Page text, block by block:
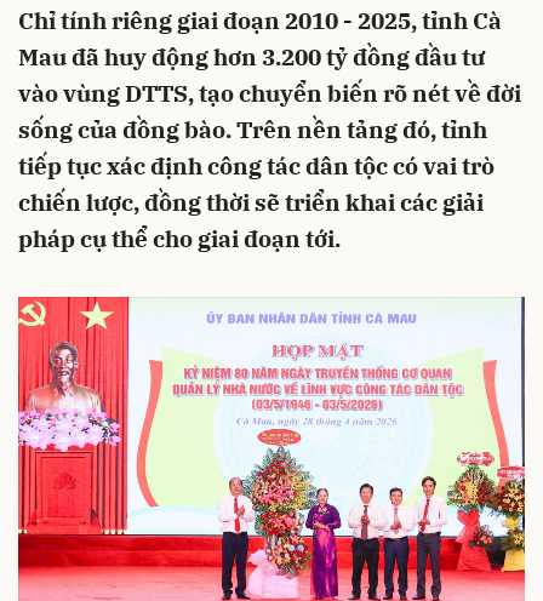
Chỉ tính riêng giai đoạn 2010 - 2025, tỉnh Cà
Mau đã huy động hơn 3.200 tỷ đồng đầu tư
vào vùng DTTS, tạo chuyển biến rõ nét về đời
sống của đồng bào. Trên nền tảng đó, tỉnh
tiếp tục xác định công tác dân tộc có vai trò
chiến lược, đồng thời sẽ triển khai các giải
pháp cụ thể cho giai đoạn tới.
Hủy Gửi